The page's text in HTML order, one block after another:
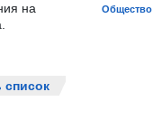
на
список
Общество